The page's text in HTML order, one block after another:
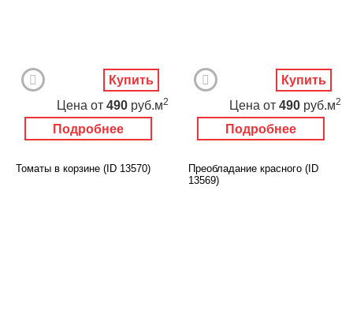
Подробнее
Цена от 490 руб.м2
Купить
Подробнее
Цена от 490 руб.м2
Купить
Томаты в корзине (ID 13570)
Преобладание красного (ID
13569)